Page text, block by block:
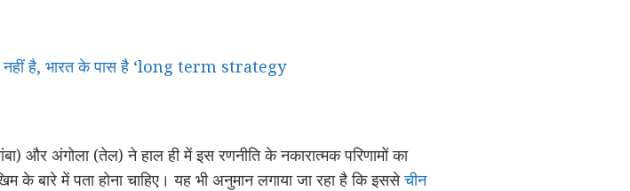
नहीं है, भारत के पास है ‘long term strategy
और अंगोला (तेल) ने हाल ही में इस रणनीति के नकारात्मक परिणामों का
बारे में पता होना चाहिए। यह भी अनुमान लगाया जा रहा है कि इससेचीन